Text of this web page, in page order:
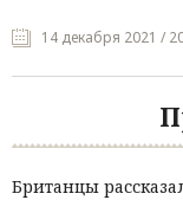
14 декабря 2021 /
Британцы